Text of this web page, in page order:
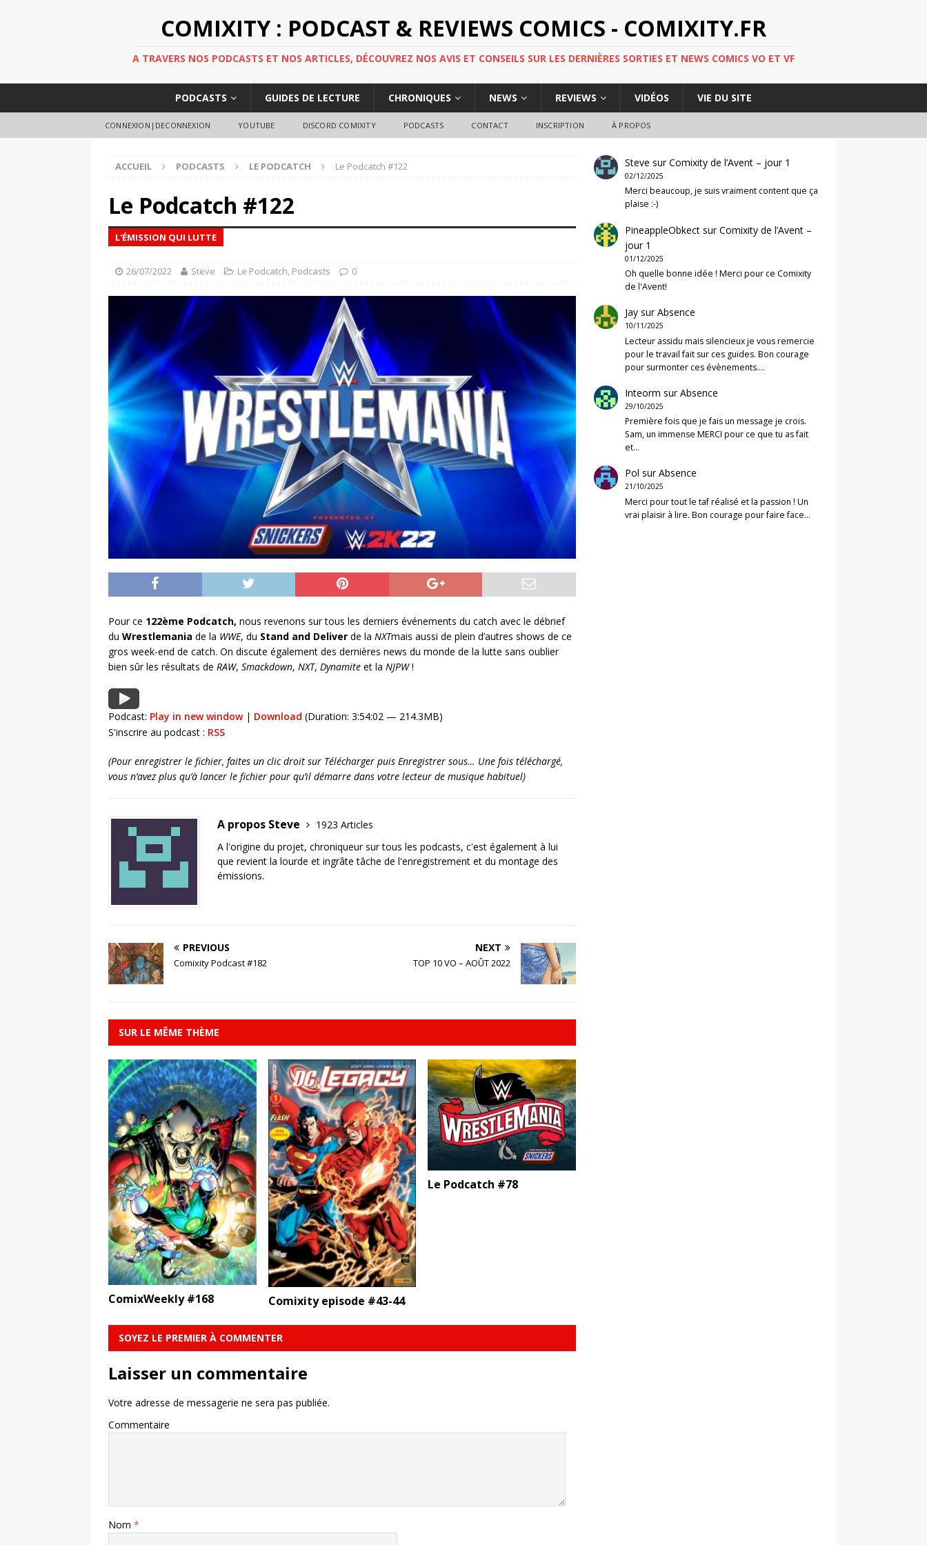
COMIXITY : PODCAST & REVIEWS COMICS - COMIXITY.FR
A TRAVERS NOS PODCASTS ET NOS ARTICLES, DÉCOUVREZ NOS AVIS ET CONSEILS SUR LES DERNIÈRES SORTIES ET NEWS COMICS VO ET VF
PODCASTS GUIDES DE LECTURE CHRONIQUES NEWS REVIEWS VIDÉOS VIE DU SITE
CONNEXION|DECONNEXION YOUTUBE DISCORD COMIXITY PODCASTS CONTACT INSCRIPTION À PROPOS
ACCUEIL PODCASTS LE PODCATCH Le Podcatch #122
Le Podcatch #122
L'ÉMISSION QUI LUTTE
26/07/2022 Steve Le Podcatch, Podcasts 0
Pour ce 122ème Podcatch, nous revenons sur tous les derniers événements du catch avec le débrief
du Wrestlemania de la WWE, du Stand and Deliver de la NXTmais aussi de plein d’autres shows de ce
gros week-end de catch. On discute également des dernières news du monde de la lutte sans oublier
bien sûr les résultats de RAW, Smackdown, NXT, Dynamite et la NJPW!
Podcast: Play in new window| Download (Duration: 3:54:02 — 214.3MB)
S'inscrire au podcast : RSS
(Pour enregistrer le fichier, faites un clic droit sur Télécharger puis Enregistrer sous… Une fois téléchargé,
vous n’avez plus qu’à lancer le fichier pour qu’il démarre dans votre lecteur de musique habituel)
A propos Steve
1923 Articles
A l'origine du projet, chroniqueur sur tous les podcasts, c'est également à lui
que revient la lourde et ingrâte tâche de l'enregistrement et du montage des
émissions.
PREVIOUS
Comixity Podcast #182
NEXT
TOP 10 VO – AOÛT 2022
SUR LE MÊME THÈME
ComixWeekly #168 Comixity episode #43-44
Le Podcatch #78
SOYEZ LE PREMIER À COMMENTER
Laisser un commentaire
Votre adresse de messagerie ne sera pas publiée.
Commentaire
Nom *
Steve surComixity de l’Avent – jour 1
02/12/2025
Merci beaucoup, je suis vraiment content que ça
plaise :-)
PineappleObkect surComixity de l’Avent –
jour 1
01/12/2025
Oh quelle bonne idée ! Merci pour ce Comixity
de l'Avent!
Jay surAbsence
10/11/2025
Lecteur assidu mais silencieux je vous remercie
pour le travail fait sur ces guides. Bon courage
pour surmonter ces évènements.…
Inteorm surAbsence
29/10/2025
Première fois que je fais un message je crois.
Sam, un immense MERCI pour ce que tu as fait
et…
Pol surAbsence
21/10/2025
Merci pour tout le taf réalisé et la passion ! Un
vrai plaisir à lire. Bon courage pour faire face…